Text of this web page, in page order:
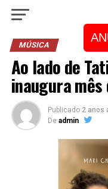
MÚSICA
Ao lado de
inaugura
Publicado 2 anos
De admin